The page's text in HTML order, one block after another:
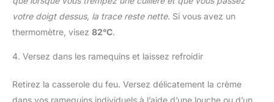
votre doigt dessus, la trace reste nette. Si vous avez un
thermomètre, visez 82°C.
4. Versez dans les ramequins et laissez refroidir
Retirez la casserole du feu. Versez délicatement la crème
dans vos ramequins individuels à l’aide d’une louche ou d’un